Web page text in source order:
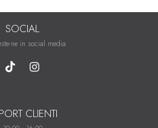
SOCIAL
ne in social media
CLIENTI